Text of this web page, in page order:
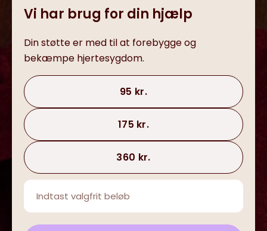
Vi har brug for din hjælp
Din støtte er med til at forebygge og
bekæmpe hjertesygdom.
95 kr.
175 kr.
360 kr.